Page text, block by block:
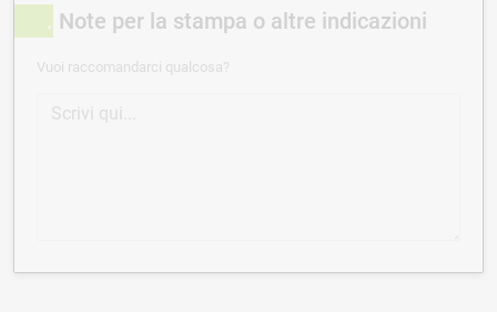
Note per la stampa o altre indicazioni
Vuoi raccomandarci qualcosa?